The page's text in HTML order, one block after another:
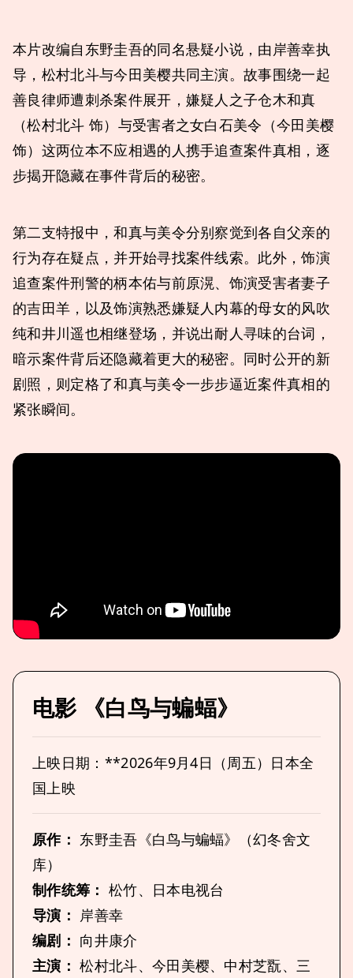
本片改编自东野圭吾的同名悬疑小说，由岸善幸执
导，松村北斗与今田美樱共同主演。故事围绕一起
善良律师遭刺杀案件展开，嫌疑人之子仓木和真
（松村北斗 饰）与受害者之女白石美令（今田美樱
饰）这两位本不应相遇的人携手追查案件真相，逐
步揭开隐藏在事件背后的秘密。
第二支特报中，和真与美令分别察觉到各自父亲的
行为存在疑点，并开始寻找案件线索。此外，饰演
追查案件刑警的柄本佑与前原滉、饰演受害者妻子
的吉田羊，以及饰演熟悉嫌疑人内幕的母女的风吹
纯和井川遥也相继登场，并说出耐人寻味的台词，
暗示案件背后还隐藏着更大的秘密。同时公开的新
剧照，则定格了和真与美令一步步逼近案件真相的
紧张瞬间。
电影 《白鸟与蝙蝠》
上映日期：**2026年9月4日（周五）日本全
国上映
原作： 东野圭吾《白鸟与蝙蝠》（幻冬舍文
库）
制作统筹： 松竹、日本电视台
导演： 岸善幸
编剧： 向井康介
主演： 松村北斗、今田美樱、中村芝翫、三